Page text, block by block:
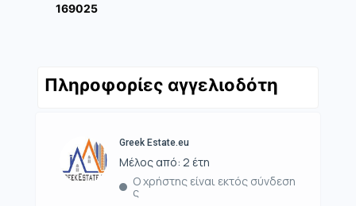
169025
Πληροφορίες αγγελιοδότη
Greek Estate.eu
Μέλος από: 2 έτη
Ο χρήστης είναι εκτός σύνδεση
ς